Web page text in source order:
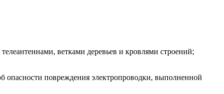
ветками деревьев и кровлями строений;
опасности повреждения электропроводки, выполненной